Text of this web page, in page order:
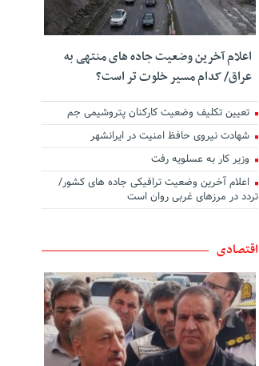
اعلام آخرین وضعیت جاده های منتهی به
عراق/ کدام مسیر خلوت تر است؟
تعیین تکلیف وضعیت کارکنان پتروشیمی جم
شهادت نیروی حافظ امنیت در ایرانشهر
وزیر کار به عسلویه رفت
اعلام آخرین وضعیت ترافیکی جاده های کشور/
تردد در مرزهای غربی روان است
اقتصادی